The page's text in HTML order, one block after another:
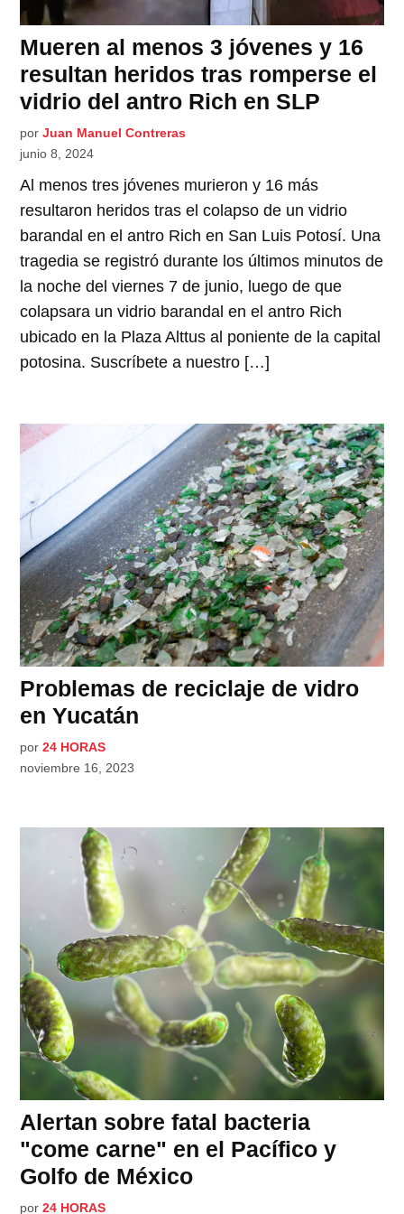
Mueren al menos 3 jóvenes y 16
resultan heridos tras romperse el
vidrio del antro Rich en SLP
por Juan Manuel Contreras
junio 8, 2024
Al menos tres jóvenes murieron y 16 más
resultaron heridos tras el colapso de un vidrio
barandal en el antro Rich en San Luis Potosí. Una
tragedia se registró durante los últimos minutos de
la noche del viernes 7 de junio, luego de que
colapsara un vidrio barandal en el antro Rich
ubicado en la Plaza Alttus al poniente de la capital
potosina. Suscríbete a nuestro […]
Problemas de reciclaje de vidro
en Yucatán
por 24 HORAS
noviembre 16, 2023
Alertan sobre fatal bacteria
"come carne" en el Pacífico y
Golfo de México
por 24 HORAS